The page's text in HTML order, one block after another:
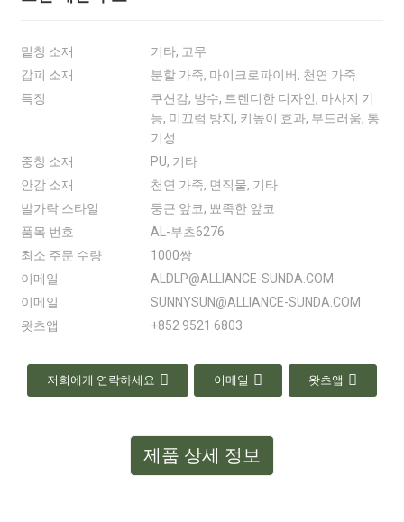
밑창 소재
기타, 고무
갑피 소재
분할 가죽, 마이크로파이버, 천연 가죽
특징
쿠션감, 방수, 트렌디한 디자인, 마사지 기
능, 미끄럼 방지, 키높이 효과, 부드러움, 통
기성
중창 소재
PU, 기타
안감 소재
천연 가죽, 면직물, 기타
발가락 스타일
둥근 앞코, 뾰족한 앞코
품목 번호
AL-부츠6276
최소 주문 수량
1000쌍
이메일
ALDLP@ALLIANCE-SUNDA.COM
이메일
SUNNYSUN@ALLIANCE-SUNDA.COM
왓츠앱
+852 9521 6803
저희에게 연락하세요 이메일 왓츠앱
제품 상세 정보